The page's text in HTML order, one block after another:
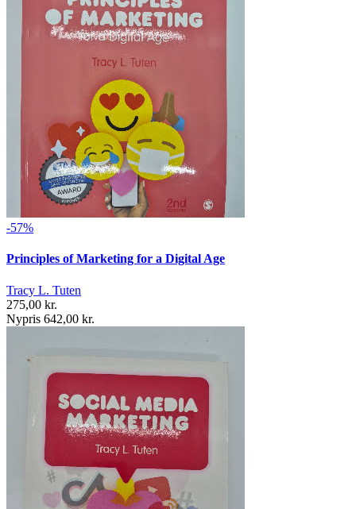
-57%
Principles of Marketing for a Digital Age
Tracy L. Tuten
275,00 kr.
Nypris 642,00 kr.